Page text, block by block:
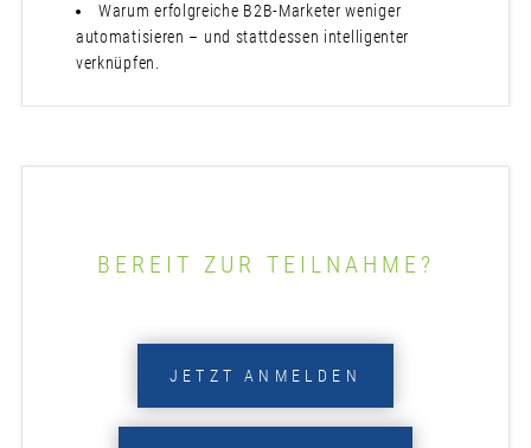
Warum erfolgreiche B2B-Marketer weniger
automatisieren – und stattdessen intelligenter
verknüpfen.
BEREIT ZUR TEILNAHME?
JETZT ANMELDEN